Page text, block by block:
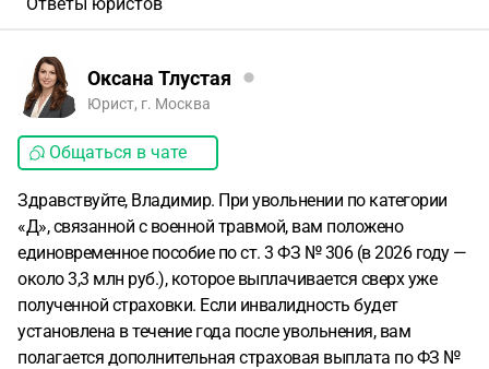
Оксана Тлустая
Юрист, г. Москва
Общаться в чате
Здравствуйте, Владимир. При увольнении по категории
«Д», связанной с военной травмой, вам положено
единовременное пособие по ст. 3 ФЗ № 306 (в 2026 году —
около 3,3 млн руб.), которое выплачивается сверх уже
полученной страховки. Если инвалидность будет
установлена в течение года после увольнения, вам
полагается дополнительная страховая выплата по ФЗ №